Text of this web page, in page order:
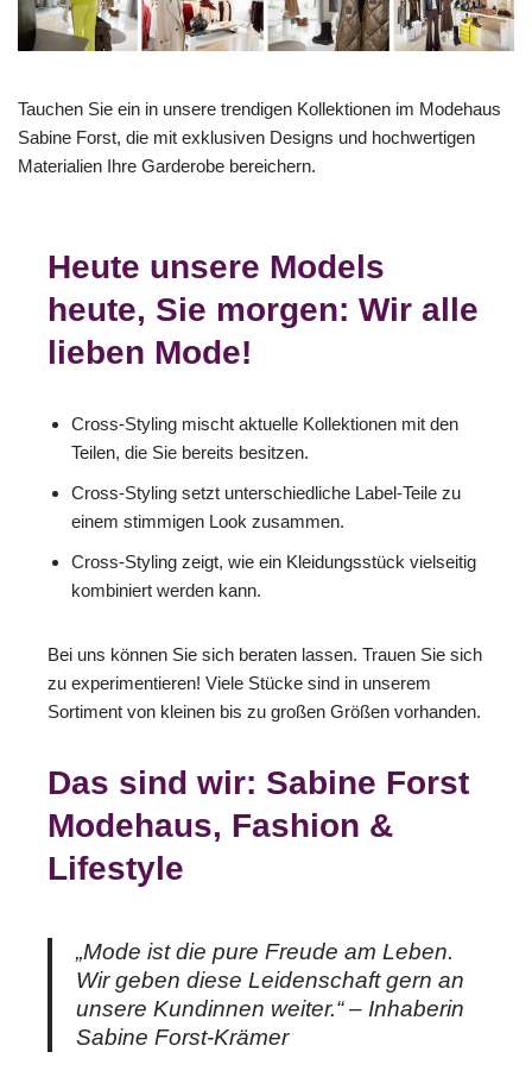
Tauchen Sie ein in unsere trendigen Kollektionen im Modehaus
Sabine Forst, die mit exklusiven Designs und hochwertigen
Materialien Ihre Garderobe bereichern.
Heute unsere Models
heute, Sie morgen: Wir alle
lieben Mode!
Cross-Styling mischt aktuelle Kollektionen mit den
Teilen, die Sie bereits besitzen.
Cross-Styling setzt unterschiedliche Label-Teile zu
einem stimmigen Look zusammen.
Cross-Styling zeigt, wie ein Kleidungsstück vielseitig
kombiniert werden kann.
Bei uns können Sie sich beraten lassen. Trauen Sie sich
zu experimentieren! Viele Stücke sind in unserem
Sortiment von kleinen bis zu großen Größen vorhanden.
Das sind wir: Sabine Forst
Modehaus, Fashion &
Lifestyle
„Mode ist die pure Freude am Leben.
Wir geben diese Leidenschaft gern an
unsere Kundinnen weiter.“ – Inhaberin
Sabine Forst-Krämer